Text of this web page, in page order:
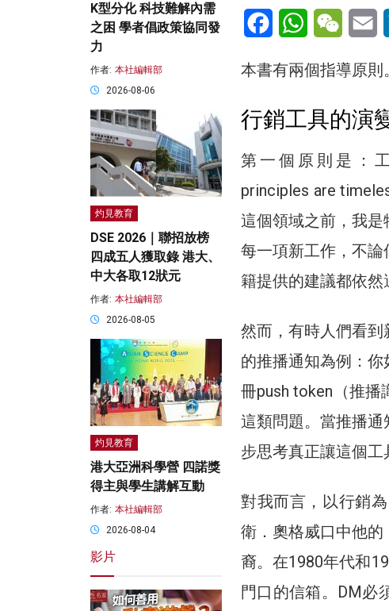
FacebookWhatsAppWeChat
本書有兩個指導原則。
行銷工具的演
第一個原則是：
principles are
這個領域之前，我
每一項新工作，不
籍提供的建議都依然
然而，有時人們看
的推播通知為例：
冊push token（推播
這類問題。當推播
步思考真正讓這個工
對我而言，以行銷
衛．奧格威口中他
裔。在1980年代和
門口的信箱。DM必
K型分化 科技難解內需
之困 學者倡政策協同發
力
作者: 本社編輯部
2026-08-06
灼見教育
DSE 2026｜聯招放榜
四成五人獲取錄 港大、
中大各取12狀元
作者: 本社編輯部
2026-08-05
灼見教育
港大亞洲科學營 四諾獎
得主與學生講解互動
作者: 本社編輯部
2026-08-04
影片